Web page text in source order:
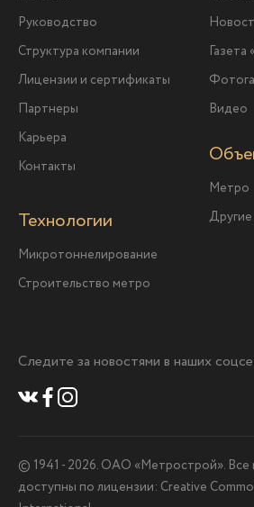
Руководство
Структура компании
Лицензии и сертификаты
Партнеры
Карьера
Контакты
Видео
Метро
Технологии
Микротоннелирование
Строительство метро
Следите за новостями в наших
© 1941 - 2026. ОАО «Метрострой». Все
доступны по лицензии: Creative